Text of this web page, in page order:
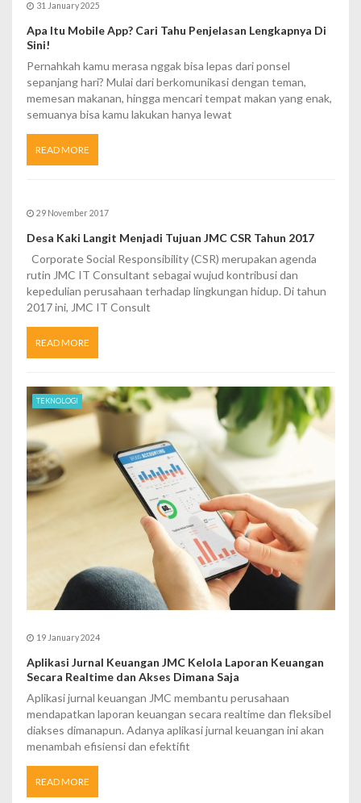
31 January 2025
Apa Itu Mobile App? Cari Tahu Penjelasan Lengkapnya Di
Sini!
Pernahkah kamu merasa nggak bisa lepas dari ponsel
sepanjang hari? Mulai dari berkomunikasi dengan teman,
memesan makanan, hingga mencari tempat makan yang enak,
semuanya bisa kamu lakukan hanya lewat
READ MORE
29 November 2017
Desa Kaki Langit Menjadi Tujuan JMC CSR Tahun 2017
Corporate Social Responsibility (CSR) merupakan agenda
rutin JMC IT Consultant sebagai wujud kontribusi dan
kepedulian perusahaan terhadap lingkungan hidup. Di tahun
2017 ini, JMC IT Consult
READ MORE
TEKNOLOGI
19 January 2024
Aplikasi Jurnal Keuangan JMC Kelola Laporan Keuangan
Secara Realtime dan Akses Dimana Saja
Aplikasi jurnal keuangan JMC membantu perusahaan
mendapatkan laporan keuangan secara realtime dan fleksibel
diakses dimanapun. Adanya aplikasi jurnal keuangan ini akan
menambah efisiensi dan efektifit
READ MORE